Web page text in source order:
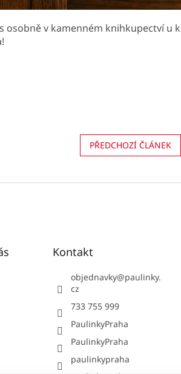
osobně v kamenném knihkupectví
PŘEDCHOZÍ ČLÁNEK
Kontakt
objednavky@paulinky.
cz
733 755 999
PaulinkyPraha
PaulinkyPraha
paulinkypraha